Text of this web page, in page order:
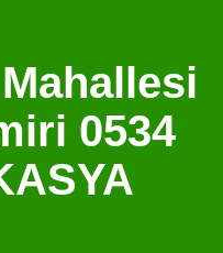
0534